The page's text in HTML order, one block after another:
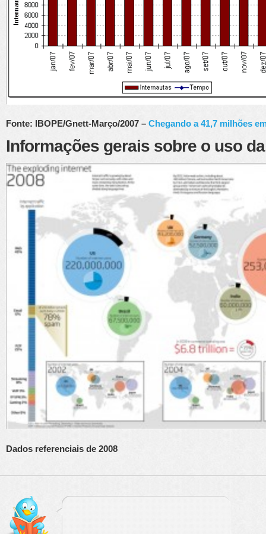
Fonte: IBOPE/Gnett-Março/2007 – Chegando a 41,7 milhões
Informações gerais sobre o uso
Dados referenciais de 2008